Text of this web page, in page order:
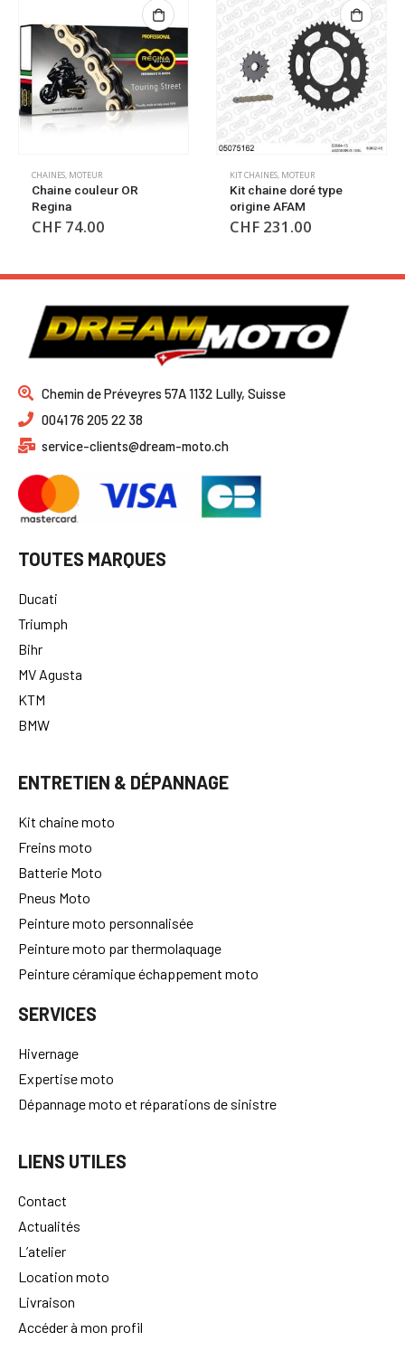
CHAINES, MOTEUR
Chaine couleur OR
Regina
CHF 74.00
KIT CHAINES, MOTEUR
Kit chaine doré type
origine AFAM
CHF 231.00
Chemin de Préveyres 57A 1132 Lully, Suisse
0041 76 205 22 38
service-clients@dream-moto.ch
TOUTES MARQUES
Ducati
Triumph
Bihr
MV Agusta
KTM
BMW
ENTRETIEN & DÉPANNAGE
Kit chaine moto
Freins moto
Batterie Moto
Pneus Moto
Peinture moto personnalisée
Peinture moto par thermolaquage
Peinture céramique échappement moto
SERVICES
Hivernage
Expertise moto
Dépannage moto et réparations de sinistre
LIENS UTILES
Contact
Actualités
L’atelier
Location moto
Livraison
Accéder à mon profil